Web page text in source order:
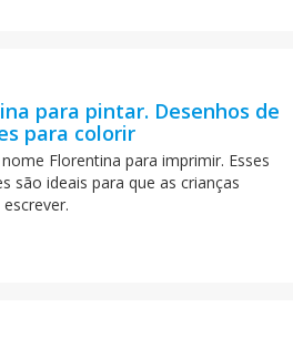
para pintar. Desenhos de
para colorir
Florentina para imprimir. Esses
são ideais para que as crianças